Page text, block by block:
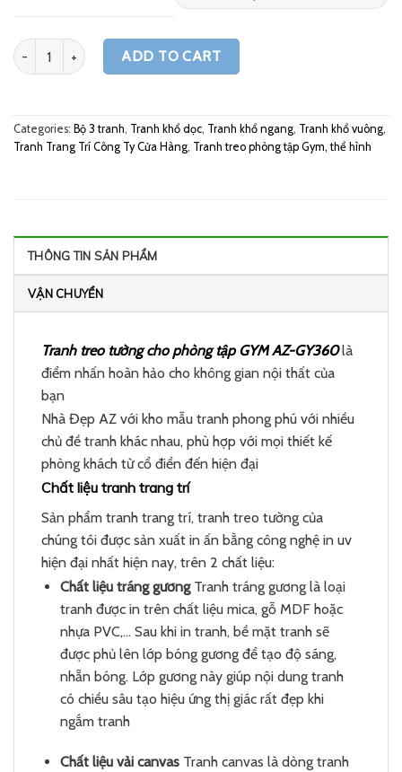
Quantity ADD TO CART
Categories: Bộ 3 tranh, Tranh khổ dọc, Tranh khổ ngang, Tranh khổ vuông,
Tranh Trang Trí Công Ty Cửa Hàng, Tranh treo phòng tập Gym, thể hình
THÔNG TIN SẢN PHẨM
VẬN CHUYỂN
Tranh treo tường cho phòng tập GYM AZ-GY360là
điểm nhấn hoàn hảo cho không gian nội thất của
bạn
Nhà Đẹp AZ với kho mẫu tranh phong phú với nhiều
chủ đề tranh khác nhau, phù hợp với mọi thiết kế
phòng khách từ cổ điển đến hiện đại
Chất liệu tranh trang trí
Sản phẩm tranh trang trí, tranh treo tường của
chúng tôi được sản xuất in ấn bằng công nghệ in uv
hiện đại nhất hiện nay, trên 2 chất liệu:
Chất liệu tráng gương Tranh tráng gương là loại
tranh được in trên chất liệu mica, gỗ MDF hoặc
nhựa PVC,… Sau khi in tranh, bề mặt tranh sẽ
được phủ lên lớp bóng gương để tạo độ sáng,
nhẵn bóng. Lớp gương này giúp nội dung tranh
có chiều sâu tạo hiệu ứng thị giác rất đẹp khi
ngắm tranh
Chất liệu vải canvas Tranh canvas là dòng tranh